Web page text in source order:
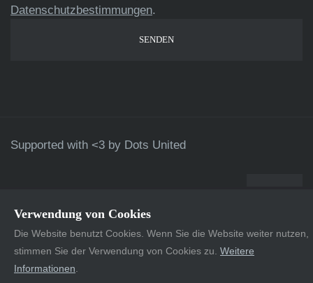
Datenschutzbestimmungen.
Supported with <3 by Dots United
Verwendung von Cookies
Die Website benutzt Cookies. Wenn Sie die Website weiter nutzen,
stimmen Sie der Verwendung von Cookies zu. Weitere
Informationen